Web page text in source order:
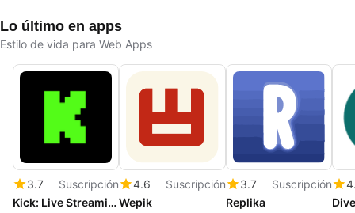
libre de derechos en
segundos.
Lo último en apps
Estilo de vida para Web Apps
3.7
Suscripción
Kick: Live Streaming
4.6
Suscripción
Wepik
3.7
Suscripción
Replika